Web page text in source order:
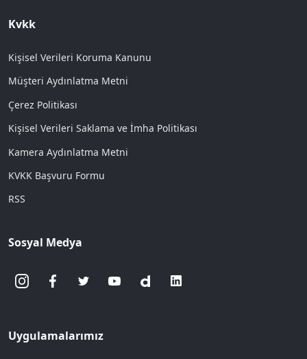
Kvkk
Kişisel Verileri Koruma Kanunu
Müşteri Aydınlatma Metni
Çerez Politikası
Kişisel Verileri Saklama ve İmha Politikası
Kamera Aydınlatma Metni
KVKK Başvuru Formu
RSS
Sosyal Medya
Uygulamalarımız